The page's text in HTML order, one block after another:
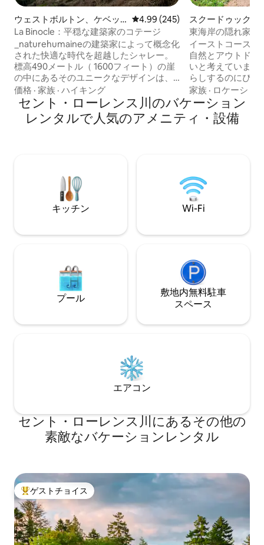
ウェストボルトン、ケベッ
クのシャレー
レビュー245件、5つ星中4.99つ
4.99 (245)
La Binocle：平穏な建築家のコテージ
_naturehumaineの建築家によって概念化
された快適な時代を超越したシャレー。
標高490メートル（ 1600フィート）の崖
の中にあるそのユニークなデザインは、
大胆さと独創性が特徴で、環境の調和に
適しています。 森に囲まれたコテージか
らは、グレン山とアパラチアン・コリド
ー（ Appalachian Corridor ）で保護され
価格 · 家族 · ハイキング
スクードゥックの
ウス
東海岸の隠れ家 -
イーストコースト
自然とアウトドア
いと考えています
らしするのにぴっ
ンやアトラクショ
ん。30エーカー
エデの木に囲ま
お楽しみください
イヤーピットなどがあ
ノーモービルに対
家族 · ロケーショ
セント・ローレンス川のバケーション
レンタルで人気のアメニティ・設備
キッチン Wi-Fi
プール
敷地内無料駐⁠車
ス⁠ペ⁠ー⁠ス
エアコン
セント・ローレンス川にあるその他の
素敵なバケーションレンタル
大好評のゲストチョイスです。
ゲストチョイス